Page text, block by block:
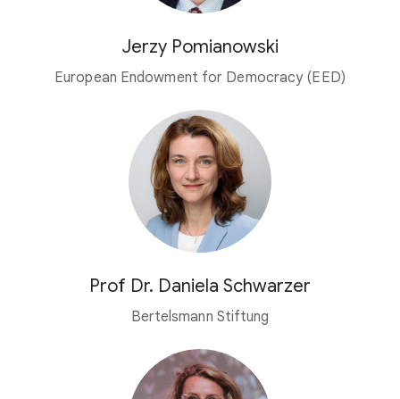
Jerzy Pomianowski
European Endowment for Democracy (EED)
Prof Dr. Daniela Schwarzer
Bertelsmann Stiftung